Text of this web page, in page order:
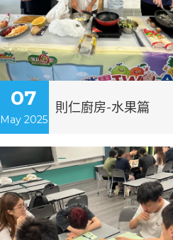
07
May 2025
則仁廚房-水果篇